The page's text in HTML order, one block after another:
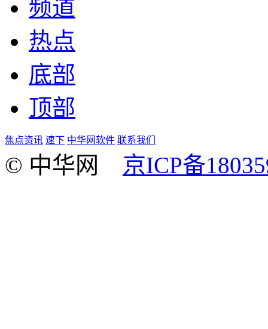
频道
热点
底部
顶部
焦点资讯 速下 中华网软件 联系我们
© 中华网 京ICP备